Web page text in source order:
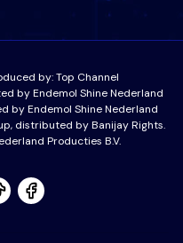
by:Top Channel
by Endemol Shine Nederland
by Endemol Shine Nederland
distributed by Banijay Rights.
Producties B.V.